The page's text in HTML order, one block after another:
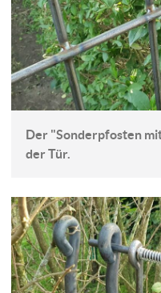
Der "Sonderpfosten
der Tür.